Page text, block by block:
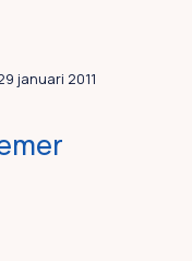
januari 2011